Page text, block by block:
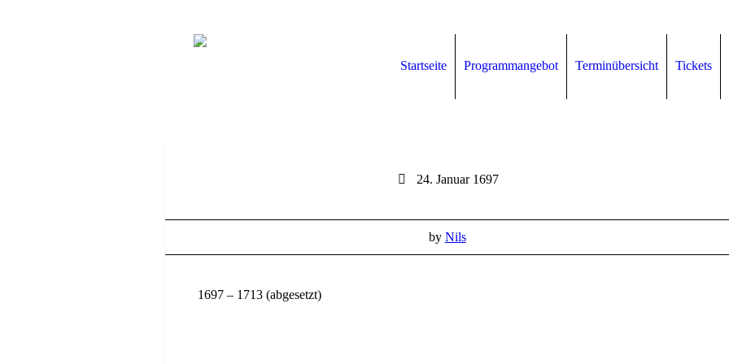
Startseite Programmangebot Terminübersicht Tickets
24. Januar 1697
by Nils
1697 – 1713 (abgesetzt)